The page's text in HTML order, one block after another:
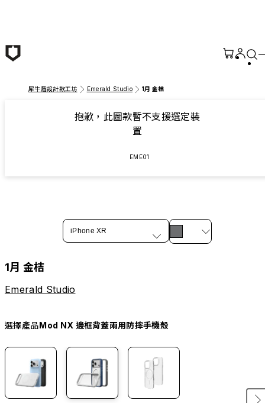
犀牛盾設計款工坊 Emerald Studio 1月 金桔
抱歉，此圖款暫不支援選定裝
置
EME01
iPhone XR
1月 金桔
Emerald Studio
選擇產品Mod NX 邊框背蓋兩用防摔手機殼